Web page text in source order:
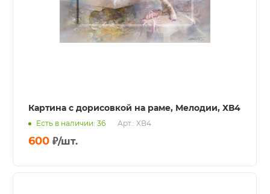
Картина с дорисовкой на раме, Мелодии, ХВ4
Есть в наличии: 36 Арт.: ХВ4
600 ₽/шт.